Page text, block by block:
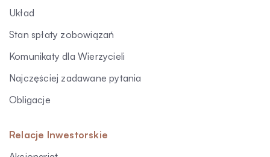
Układ
Stan spłaty zobowiązań
Komunikaty dla Wierzycieli
Najczęściej zadawane pytania
Obligacje
Relacje Inwestorskie